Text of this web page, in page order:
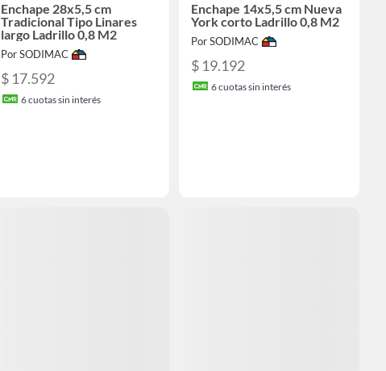
Enchape 28x5,5 cm
Tradicional Tipo Linares
largo Ladrillo 0,8 M2
Por SODIMAC
$ 17.592
6cuotas sin interés
Enchape 14x5,5 cm Nueva
York corto Ladrillo 0,8 M2
Por SODIMAC
$ 19.192
6cuotas sin interés